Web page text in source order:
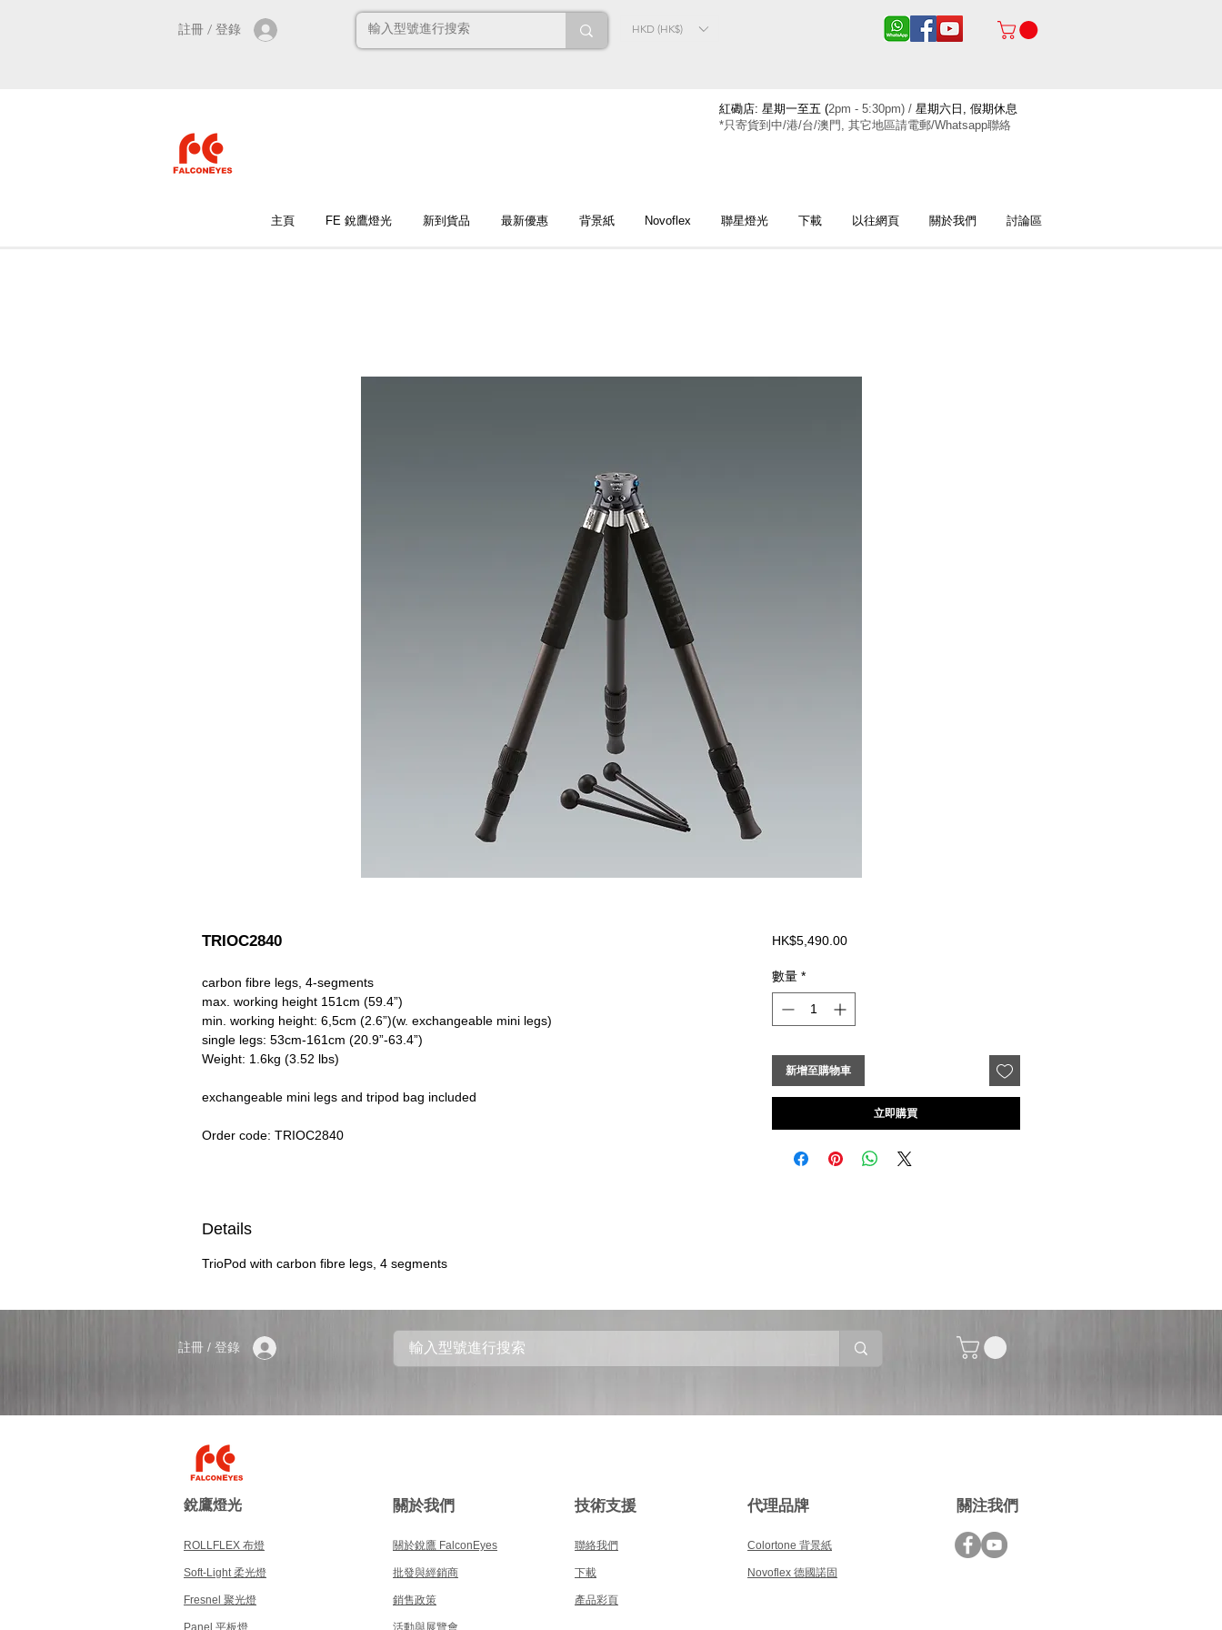
註冊 / 登錄 HKD (HK$)
紅磡店: 星期一至五 (2pm - 5:30pm) / 星期六日, 假期休息
*只寄貨到中/港/台/澳門, 其它地區請電郵/Whatsapp聯絡
主頁 FE 銳鷹燈光 新到貨品 最新優惠 背景紙 Novoflex 聯星燈光 下載 以往網頁 關於我們 討論區
TRIOC2840
carbon fibre legs, 4-segments
max. working height 151cm (59.4”)
min. working height: 6,5cm (2.6”)(w. exchangeable mini legs)
single legs: 53cm-161cm (20.9”-63.4”)
Weight: 1.6kg (3.52 lbs)
exchangeable mini legs and tripod bag included
Order code: TRIOC2840
Details
TrioPod with carbon fibre legs, 4 segments
HK$5,490.00價
數量 *
新增至購物車
立即購買
註冊 / 登錄
銳鷹燈光 關於我們 技術支援 代理品牌 關注我們
ROLLFLEX 布燈
Soft-Light 柔光燈
Fresnel 聚光燈
Panel 平板燈
關於銳鷹 FalconEyes
批發與經銷商
銷售政策
活動與展覽會
聯絡我們
下載
產品彩頁
Colortone 背景紙
Novoflex 德國諾固